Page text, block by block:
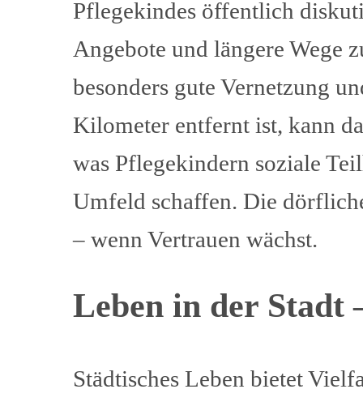
Pflegekindes öffentlich
Angebote und längere Wege
besonders gute Vernetzung
Kilometer entfernt ist, kann
was Pflegekindern soziale
Umfeld schaffen. Die
– wenn Vertrauen wächst.
Leben in der Stadt
Städtisches Leben bietet